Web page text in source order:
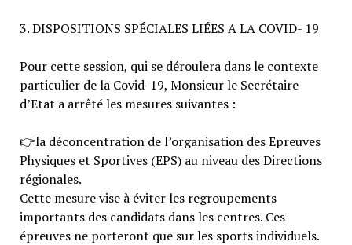
3. DISPOSITIONS SPÉCIALES LIÉES A LA COVID- 19
Pour cette session, qui se déroulera dans le contexte
particulier de la Covid-19, Monsieur le Secrétaire
d’Etat a arrêté les mesures suivantes :
👉la déconcentration de l’organisation des Epreuves
Physiques et Sportives (EPS) au niveau des Directions
régionales.
Cette mesure vise à éviter les regroupements
importants des candidats dans les centres. Ces
épreuves ne porteront que sur les sports individuels.